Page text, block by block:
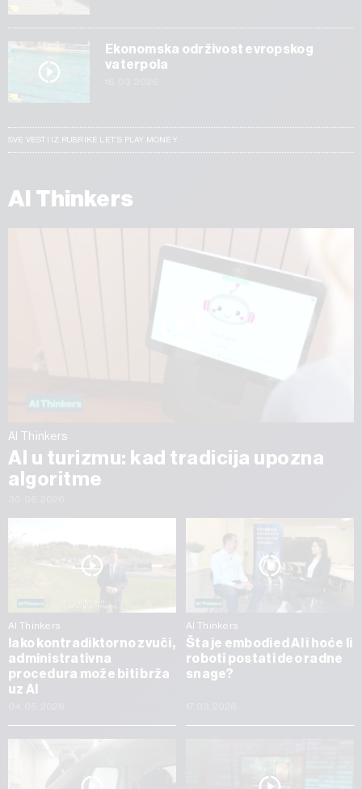
Ekonomska održivost evropskog
vaterpola
SVE VESTI IZ RUBRIKE LET’S PLAY MONEY
AI Thinkers
AI Thinkers
AI u turizmu: kad tradicija upozna
algoritme
AI Thinkers
Iako kontradiktorno zvuči,
administrativna
procedura može biti brža
uz AI
AI Thinkers
Šta je embodied AI i hoće li
roboti postati deo radne
snage?